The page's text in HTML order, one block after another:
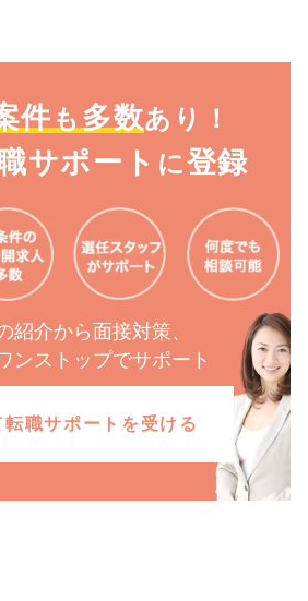
件も 多数あり！
サポート に登録
紹介から面接対策、
ンストップでサポート
転職サポートを受ける